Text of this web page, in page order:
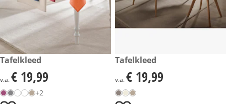
€ 19,99
Tafelkleed
€ 19,99
v.a.€ 19,99
+2
€ 19,99
Tafelkleed
€ 19,99
v.a.€ 19,99